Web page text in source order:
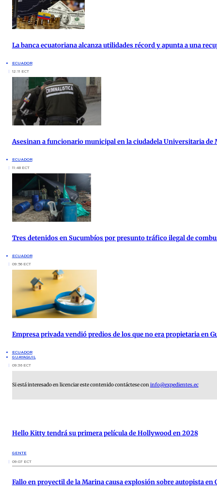
La banca ecuatoriana alcanza utilidades récord y apunta a una
ECUADOR
12:11 ECT
Asesinan a funcionario municipal en la ciudadela Universitaria de
ECUADOR
11:48 ECT
Tres detenidos en Sucumbíos por presunto tráfico ilegal de
ECUADOR
09:56 ECT
Empresa privada vendió predios de los que no era propietaria en
ECUADOR
GUAYAQUIL
09:36 ECT
Si está interesado en licenciar este contenido contáctese coninfo@expedientes.ec
Hello Kitty tendrá su primera película de Hollywood en 2028
GENTE
09:07 ECT
Fallo en proyectil de la Marina causa explosión sobre autopista en